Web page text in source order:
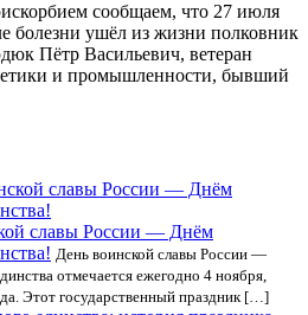
сообщаем, что 27 июля
болезни ушёл из жизни полковник
Пётр Васильевич, ветеран
и промышленности, бывший
славы России — Днём
День воинской славы России —
отмечается ежегодно 4 ноября,
Этот государственный праздник […]